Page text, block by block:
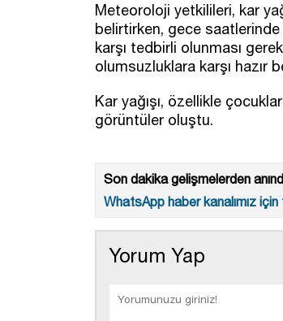
Meteoroloji yetkilileri, kar
belirtirken, gece saatlerinde
karşı tedbirli olunması
olumsuzluklara karşı hazır
Kar yağışı, özellikle
görüntüler oluştu.
Son dakika gelişmelerden
WhatsApp haber kanalımız için
Yorum Yap